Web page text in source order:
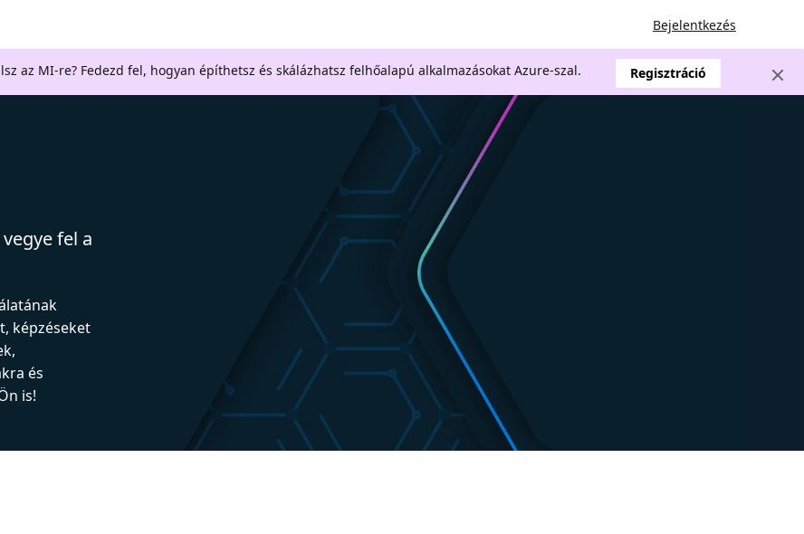
Bejelentkezés
az MI-re? Fedezd fel, hogyan építhetsz és skálázhatsz felhőalapú alkalmazásokat Azure-szal. Regisztráció
fel a
képzéseket
és
is!